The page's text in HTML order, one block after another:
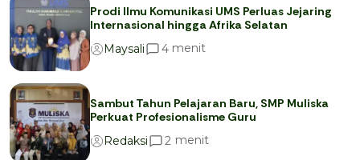
Prodi Ilmu Komunikasi UMS Perluas Jejaring
Internasional hingga Afrika Selatan
Maysali
4 menit
Sambut Tahun Pelajaran Baru, SMP Muliska
Perkuat Profesionalisme Guru
Redaksi
2 menit